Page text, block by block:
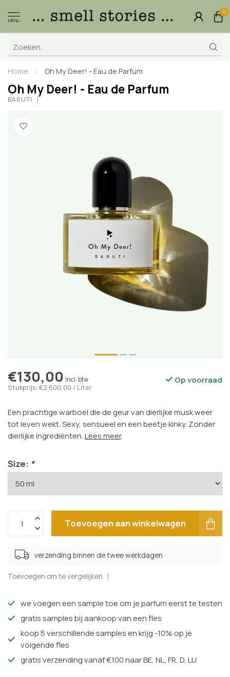
MENU
0
Home / Oh My Deer! - Eau de Parfum
Oh My Deer! - Eau de Parfum
BARUTI
€130,00 Incl. btw
Stukprijs: €2.600,00 / Liter
Op voorraad
Een prachtige warboel die de geur van dierlijke musk weer
tot leven wekt. Sexy, sensueel en een beetje kinky. Zonder
dierlijke ingrediënten.Lees meer.
Size: *
Toevoegen aan winkelwagen
verzending binnen de twee werkdagen
Toevoegen om te vergelijken
we voegen een sample toe om je parfum eerst te testen
gratis samples bij aankoop van een fles
koop 5 verschillende samples en krijg -10% op je
volgende fles
gratis verzending vanaf €100 naar BE, NL, FR, D, LU